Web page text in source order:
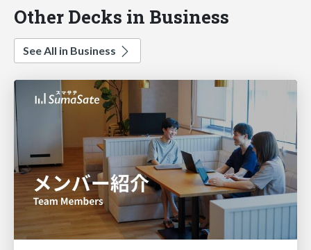
Other Decks in Business
See All in Business